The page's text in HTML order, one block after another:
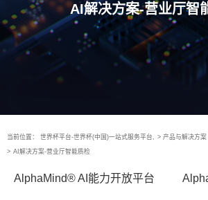
AI解决方案-营业厅智
当前位置： 世界杯平台-世界杯(中国)一站式服务平台, > 产品与解决方案
> AI解决方案-营业厅智能质检
AlphaMind® AI能力开放平台